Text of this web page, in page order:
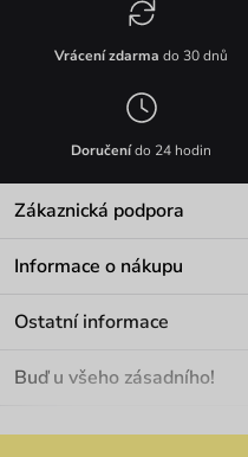
Vrácení zdarma do 30 dnů
Doručenído 24 hodin
Zákaznická podpora
Informace o nákupu
Materiály a údržba
Ostatní informace
Velkoobchod
Buď u všeho zásadního!